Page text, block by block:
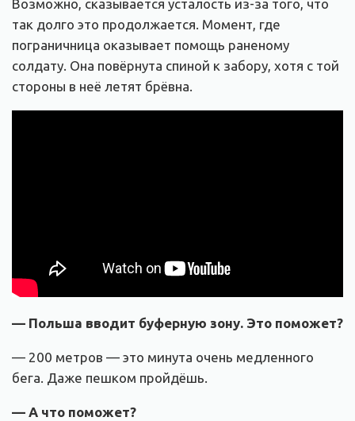
Возможно, сказывается усталость из-за того, что
так долго это продолжается. Момент, где
пограничница оказывает помощь раненому
солдату. Она повёрнута спиной к забору, хотя с той
стороны в неё летят брёвна.
— Польша вводит буферную зону. Это поможет?
— 200 метров — это минута очень медленного
бега. Даже пешком пройдёшь.
— А что поможет?